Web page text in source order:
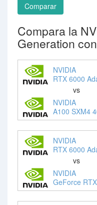
Comparar
Compara la
Generation
NVIDIA
RTX 6000
vs
NVIDIA
A100 SXM4
NVIDIA
RTX 6000
vs
NVIDIA
GeForce